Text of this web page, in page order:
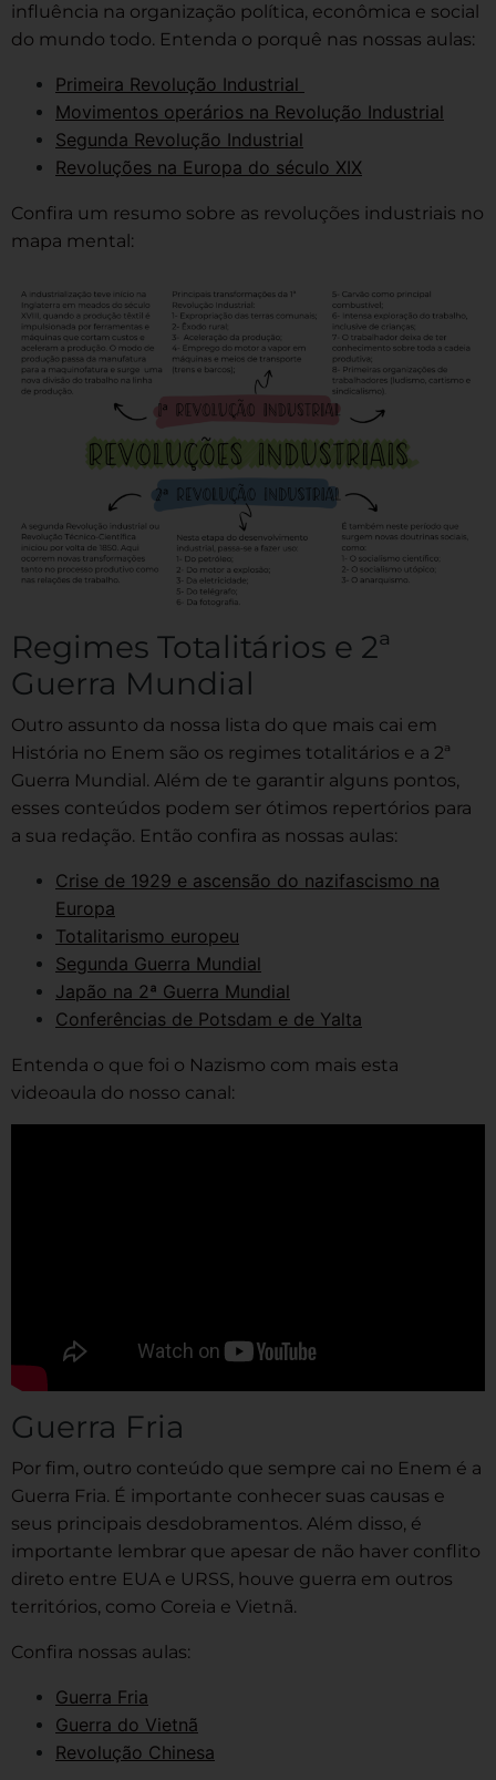
influência na organização política, econômica e social
do mundo todo. Entenda o porquê nas nossas aulas:
Primeira Revolução Industrial
Movimentos operários na Revolução Industrial
Segunda Revolução Industrial
Revoluções na Europa do século XIX
Confira um resumo sobre as revoluções industriais no
mapa mental:
Regimes Totalitários e 2ª
Guerra Mundial
Outro assunto da nossa lista do que mais cai em
História no Enem são os regimes totalitários e a 2ª
Guerra Mundial. Além de te garantir alguns pontos,
esses conteúdos podem ser ótimos repertórios para
a sua redação. Então confira as nossas aulas:
Crise de 1929 e ascensão do nazifascismo na
Europa
Totalitarismo europeu
Segunda Guerra Mundial
Japão na 2ª Guerra Mundial
Conferências de Potsdam e de Yalta
Entenda o que foi o Nazismo com mais esta
videoaula do nosso canal:
Guerra Fria
Por fim, outro conteúdo que sempre cai no Enem é a
Guerra Fria. É importante conhecer suas causas e
seus principais desdobramentos. Além disso, é
importante lembrar que apesar de não haver conflito
direto entre EUA e URSS, houve guerra em outros
territórios, como Coreia e Vietnã.
Confira nossas aulas:
Guerra Fria
Guerra do Vietnã
Revolução Chinesa